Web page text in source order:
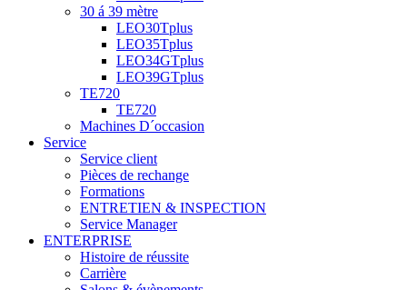
30 á 39 mètre
LEO30Tplus
LEO35Tplus
LEO34GTplus
LEO39GTplus
TE720
TE720
Machines D´occasion
Service
Service client
Pièces de rechange
Formations
ENTRETIEN & INSPECTION
Service Manager
ENTERPRISE
Histoire de réussite
Carrière